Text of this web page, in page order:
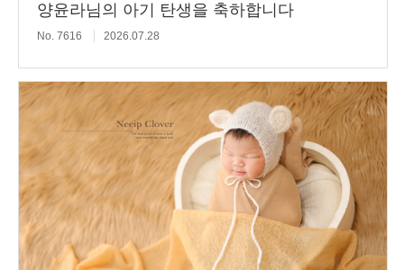
양윤라님의 아기 탄생을 축하합니다
No. 7616 2026.07.28